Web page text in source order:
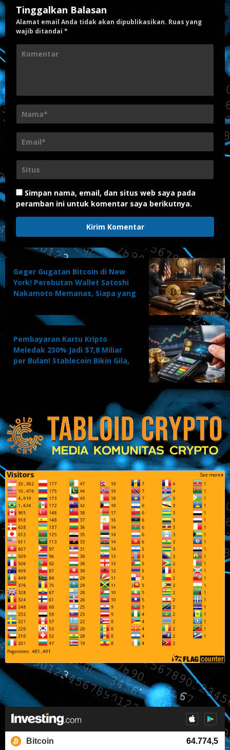
Tinggalkan Balasan
Alamat email Anda tidak akan dipublikasikan. Ruas yang
wajib ditandai *
Simpan nama, email, dan situs web saya pada
peramban ini untuk komentar saya berikutnya.
Geger Gugatan Bitcoin di New
York! Perebutan Wallet Satoshi
Nakamoto Memanas, Siapa yang
Pembayaran Kartu Kripto
Meledak 230% Jadi $7,8 Miliar
per Bulan! Stablecoin Bikin Gila,